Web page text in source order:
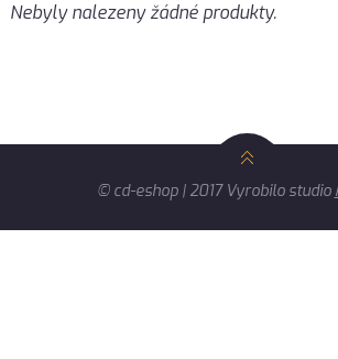
Nebyly nalezeny žádné produkty.
© cd-eshop | 2017 Vyrobilo studio